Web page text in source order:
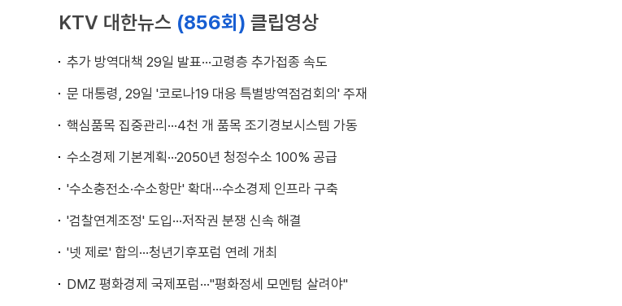
KTV 대한뉴스 (856회) 클립영상
추가 방역대책 29일 발표···고령층 추가접종 속도
문 대통령, 29일 '코로나19 대응 특별방역점검회의' 주재
핵심품목 집중관리···4천 개 품목 조기경보시스템 가동
수소경제 기본계획···2050년 청정수소 100% 공급
'수소충전소·수소항만' 확대···수소경제 인프라 구축
'검찰연계조정' 도입···저작권 분쟁 신속 해결
'넷 제로' 합의···청년기후포럼 연례 개최
DMZ 평화경제 국제포럼···"평화정세 모멘텀 살려야"